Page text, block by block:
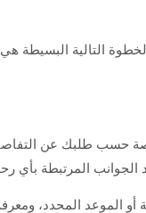
التالية البسيطة
طلبك عن التفاصيل
الجوانب المرتبطة بأي
أو الموعد المحدد،